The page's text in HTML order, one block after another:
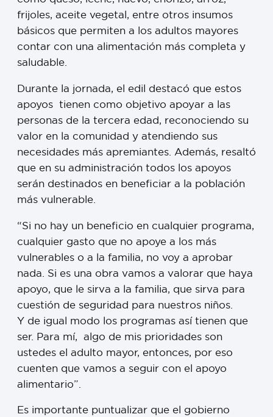
frijoles, aceite vegetal, entre otros insumos
básicos que permiten a los adultos mayores
contar con una alimentación más completa y
saludable.
Durante la jornada, el edil destacó que estos
apoyos tienen como objetivo apoyar a las
personas de la tercera edad, reconociendo su
valor en la comunidad y atendiendo sus
necesidades más apremiantes. Además, resaltó
que en su administración todos los apoyos
serán destinados en beneficiar a la población
más vulnerable.
“Si no hay un beneficio en cualquier programa,
cualquier gasto que no apoye a los más
vulnerables o a la familia, no voy a aprobar
nada. Si es una obra vamos a valorar que haya
apoyo, que le sirva a la familia, que sirva para
cuestión de seguridad para nuestros niños.
Y de igual modo los programas así tienen que
ser. Para mí, algo de mis prioridades son
ustedes el adulto mayor, entonces, por eso
cuenten que vamos a seguir con el apoyo
alimentario”.
Es importante puntualizar que el gobierno